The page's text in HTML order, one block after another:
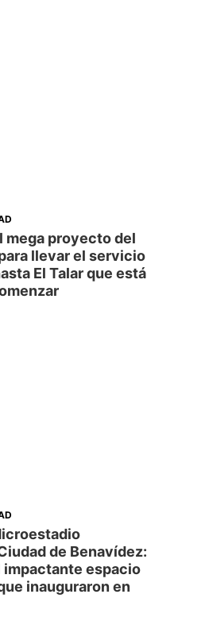
mega proyecto del
llevar el servicio
El Talar que está
de Benavídez:
impactante espacio
inauguraron en